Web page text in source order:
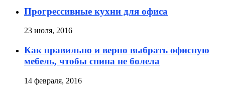
Прогрессивные кухни для офиса
23 июля, 2016
Как правильно и верно выбрать офисную
мебель, чтобы спина не болела
14 февраля, 2016